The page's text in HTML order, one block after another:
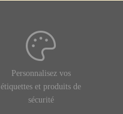
Personnalisez vos
étiquettes et produits de
sécurité